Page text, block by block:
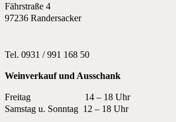
Fährstraße 4
97236 Randersacker
Tel. 0931 / 991 168 50
Weinverkauf und Ausschank
Freitag 14 – 18 Uhr
Samstag u. Sonntag 12 – 18 Uhr